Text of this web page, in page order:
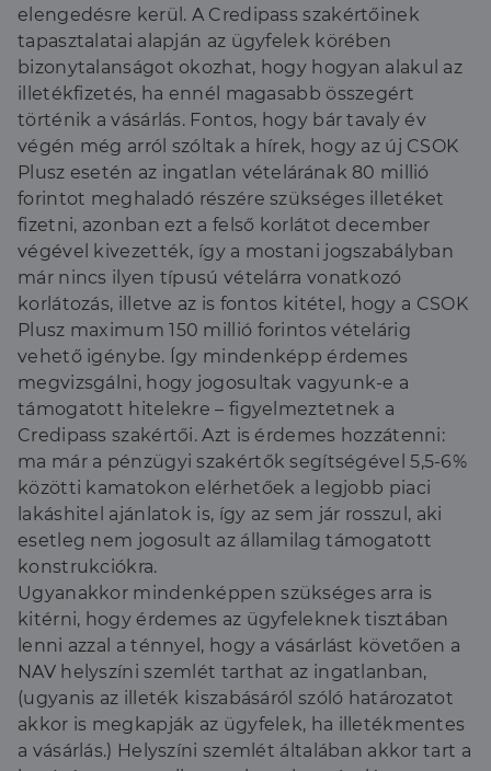
elengedésre kerül. A Credipass szakértőinek
tapasztalatai alapján az ügyfelek körében
bizonytalanságot okozhat, hogy hogyan alakul az
illetékfizetés, ha ennél magasabb összegért
történik a vásárlás. Fontos, hogy bár tavaly év
végén még arról szóltak a hírek, hogy az új CSOK
Plusz esetén az ingatlan vételárának 80 millió
forintot meghaladó részére szükséges illetéket
fizetni, azonban ezt a felső korlátot december
végével kivezették, így a mostani jogszabályban
már nincs ilyen típusú vételárra vonatkozó
korlátozás, illetve az is fontos kitétel, hogy a CSOK
Plusz maximum 150 millió forintos vételárig
vehető igénybe. Így mindenképp érdemes
megvizsgálni, hogy jogosultak vagyunk-e a
támogatott hitelekre – figyelmeztetnek a
Credipass szakértői. Azt is érdemes hozzátenni:
ma már a pénzügyi szakértők segítségével 5,5-6%
közötti kamatokon elérhetőek a legjobb piaci
lakáshitel ajánlatok is, így az sem jár rosszul, aki
esetleg nem jogosult az államilag támogatott
konstrukciókra.
Ugyanakkor mindenképpen szükséges arra is
kitérni, hogy érdemes az ügyfeleknek tisztában
lenni azzal a ténnyel, hogy a vásárlást követően a
NAV helyszíni szemlét tarthat az ingatlanban,
(ugyanis az illeték kiszabásáról szóló határozatot
akkor is megkapják az ügyfelek, ha illetékmentes
a vásárlás.) Helyszíni szemlét általában akkor tart a